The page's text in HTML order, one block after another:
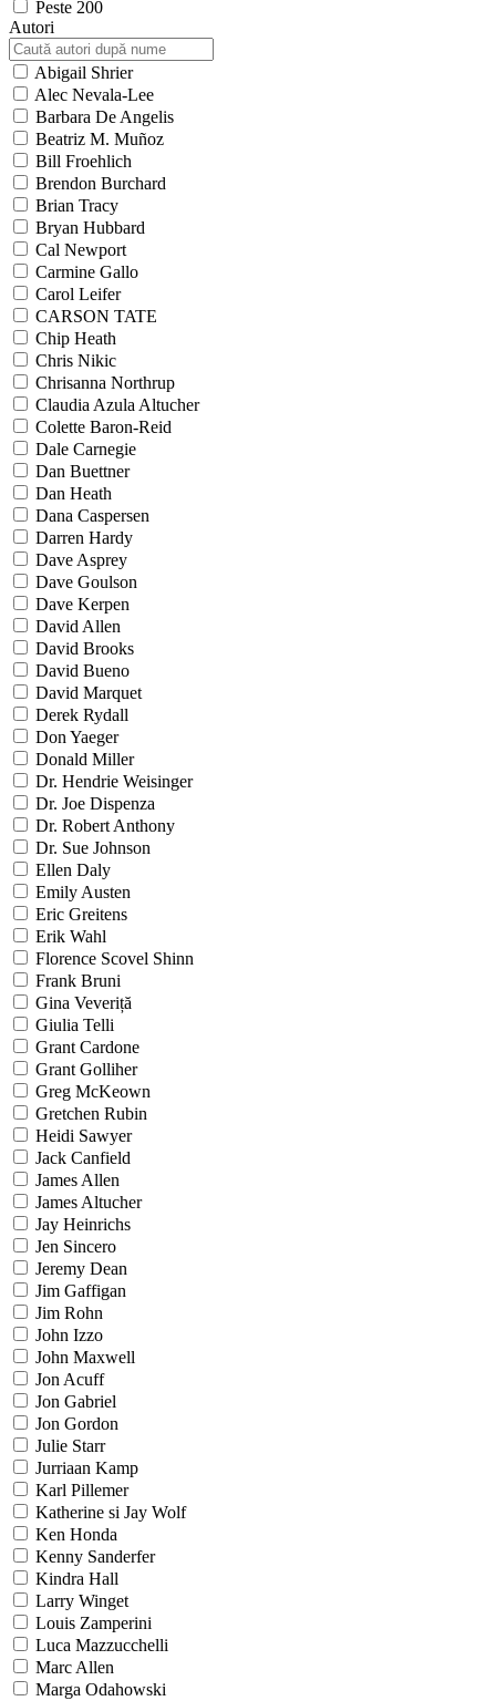
Peste 200
Autori
Abigail Shrier
Alec Nevala-Lee
Barbara De Angelis
Beatriz M. Muñoz
Bill Froehlich
Brendon Burchard
Brian Tracy
Bryan Hubbard
Cal Newport
Carmine Gallo
Carol Leifer
CARSON TATE
Chip Heath
Chris Nikic
Chrisanna Northrup
Claudia Azula Altucher
Colette Baron-Reid
Dale Carnegie
Dan Buettner
Dan Heath
Dana Caspersen
Darren Hardy
Dave Asprey
Dave Goulson
Dave Kerpen
David Allen
David Brooks
David Bueno
David Marquet
Derek Rydall
Don Yaeger
Donald Miller
Dr. Hendrie Weisinger
Dr. Joe Dispenza
Dr. Robert Anthony
Dr. Sue Johnson
Ellen Daly
Emily Austen
Eric Greitens
Erik Wahl
Florence Scovel Shinn
Frank Bruni
Gina Veveriță
Giulia Telli
Grant Cardone
Grant Golliher
Greg McKeown
Gretchen Rubin
Heidi Sawyer
Jack Canfield
James Allen
James Altucher
Jay Heinrichs
Jen Sincero
Jeremy Dean
Jim Gaffigan
Jim Rohn
John Izzo
John Maxwell
Jon Acuff
Jon Gabriel
Jon Gordon
Julie Starr
Jurriaan Kamp
Karl Pillemer
Katherine si Jay Wolf
Ken Honda
Kenny Sanderfer
Kindra Hall
Larry Winget
Louis Zamperini
Luca Mazzucchelli
Marc Allen
Marga Odahowski